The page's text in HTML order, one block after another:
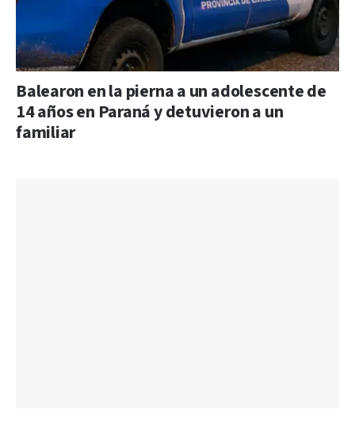
Balearon en la pierna a un adolescente de
14 años en Paraná y detuvieron a un
familiar